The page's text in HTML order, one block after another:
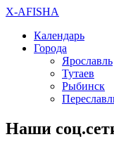
X-AFISHA
Календарь
Города
Ярославль
Тутаев
Рыбинск
Наши